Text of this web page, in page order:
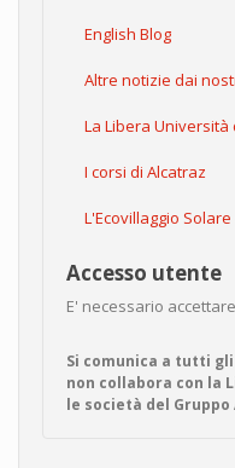
English Blog
Altre notizie dai
La Libera Università
I corsi di Alcatraz
L'Ecovillaggio
Accesso utente
E' necessario
Si comunica a tutti
non collabora con la
le società del